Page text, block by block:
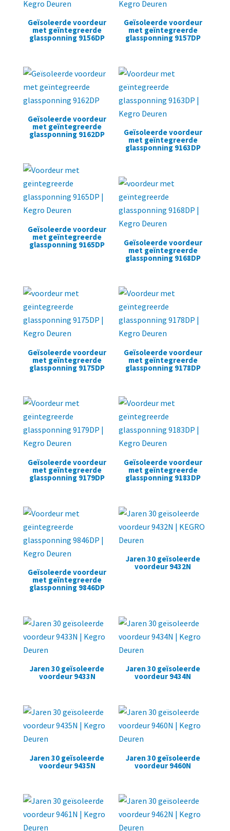
Geïsoleerde voordeur
met geïntegreerde
glassponning 9156DP
Geïsoleerde voordeur
met geïntegreerde
glassponning 9157DP
Geïsoleerde voordeur
met geïntegreerde
glassponning 9162DP Geïsoleerde voordeur
met geïntegreerde
glassponning 9163DP
Geïsoleerde voordeur
met geïntegreerde
glassponning 9165DP Geïsoleerde voordeur
met geïntegreerde
glassponning 9168DP
Geïsoleerde voordeur
met geïntegreerde
glassponning 9175DP
Geïsoleerde voordeur
met geïntegreerde
glassponning 9178DP
Geïsoleerde voordeur
met geïntegreerde
glassponning 9179DP
Geïsoleerde voordeur
met geïntegreerde
glassponning 9183DP
Geïsoleerde voordeur
met geïntegreerde
glassponning 9846DP
Jaren 30 geïsoleerde
voordeur 9432N
Jaren 30 geïsoleerde
voordeur 9433N
Jaren 30 geïsoleerde
voordeur 9434N
Jaren 30 geïsoleerde
voordeur 9435N
Jaren 30 geïsoleerde
voordeur 9460N